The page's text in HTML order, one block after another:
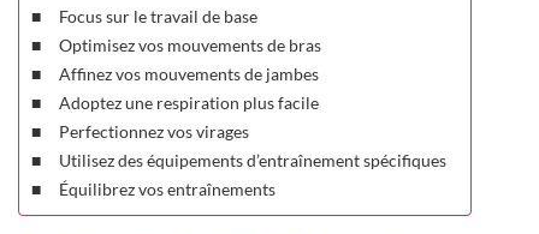
Focus sur le travail de base
Optimisez vos mouvements de bras
Affinez vos mouvements de jambes
Adoptez une respiration plus facile
Perfectionnez vos virages
Utilisez des équipements d’entraînement spécifiques
Équilibrez vos entraînements